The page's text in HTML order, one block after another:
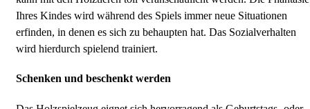
Ihres Kindes wird während des Spiels immer neue Situationen
erfinden, in denen es sich zu behaupten hat. Das Sozialverhalten
wird hierdurch spielend trainiert.
Schenken und beschenkt werden